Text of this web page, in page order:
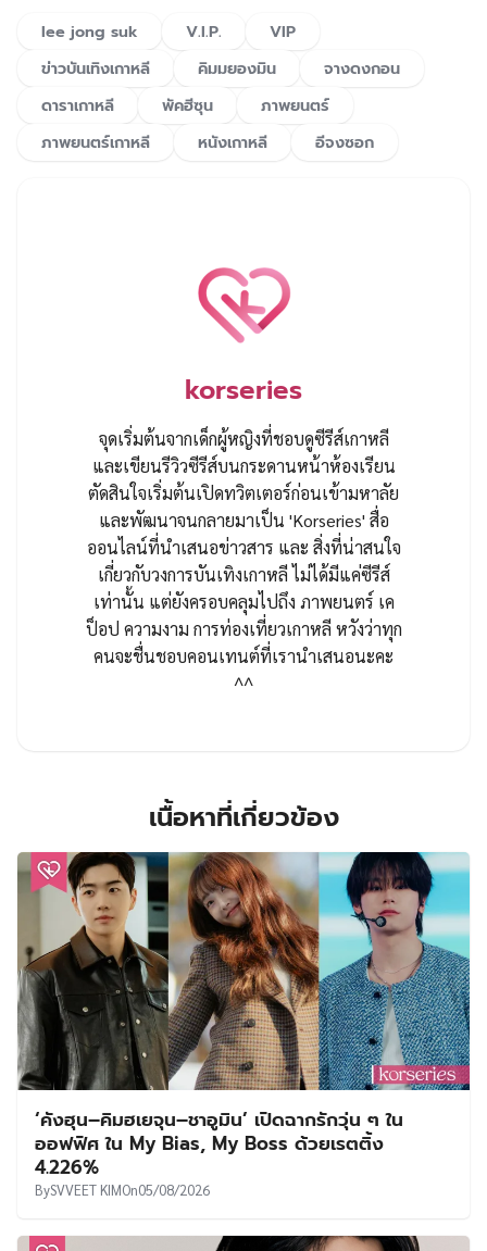
lee jong suk V.I.P.
VIP
ข่าวบันเทิงเกาหลี
คิมมยองมิน
จางดงกอน
ดาราเกาหลี
พัคฮีซุน
ภาพยนตร์
ภาพยนตร์เกาหลี
หนังเกาหลี อีจงซอก
korseries
จุดเริ่มต้นจากเด็กผู้หญิงที่ชอบดูซีรีส์เกาหลี
และเขียนรีวิวซีรีส์บนกระดานหน้าห้องเรียน
ตัดสินใจเริ่มต้นเปิดทวิตเตอร์ก่อนเข้ามหาลัย
และพัฒนาจนกลายมาเป็น 'Korseries' สื่อ
ออนไลน์ที่นำเสนอข่าวสาร และ สิ่งที่น่าสนใจ
เกี่ยวกับวงการบันเทิงเกาหลี ไม่ได้มีแค่ซีรีส์
เท่านั้น แต่ยังครอบคลุมไปถึง ภาพยนตร์ เค
ป็อป ความงาม การท่องเที่ยวเกาหลี หวังว่าทุก
คนจะชื่นชอบคอนเทนต์ที่เรานำเสนอนะคะ